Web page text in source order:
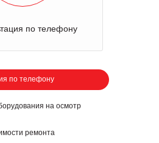
по телефону
по телефону
на осмотр
ремонта